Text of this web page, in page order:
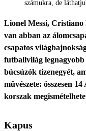
számukra, de
Lionel Messi,
van abban az
csapatos
futballvilág
búcsúzók tizenegyét,
művészete: összesen
korszak
Kapus